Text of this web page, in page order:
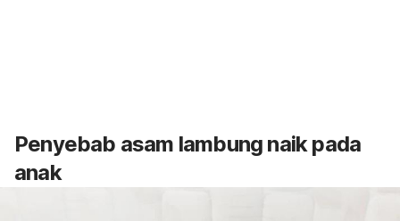
Penyebab asam lambung naik pada
anak